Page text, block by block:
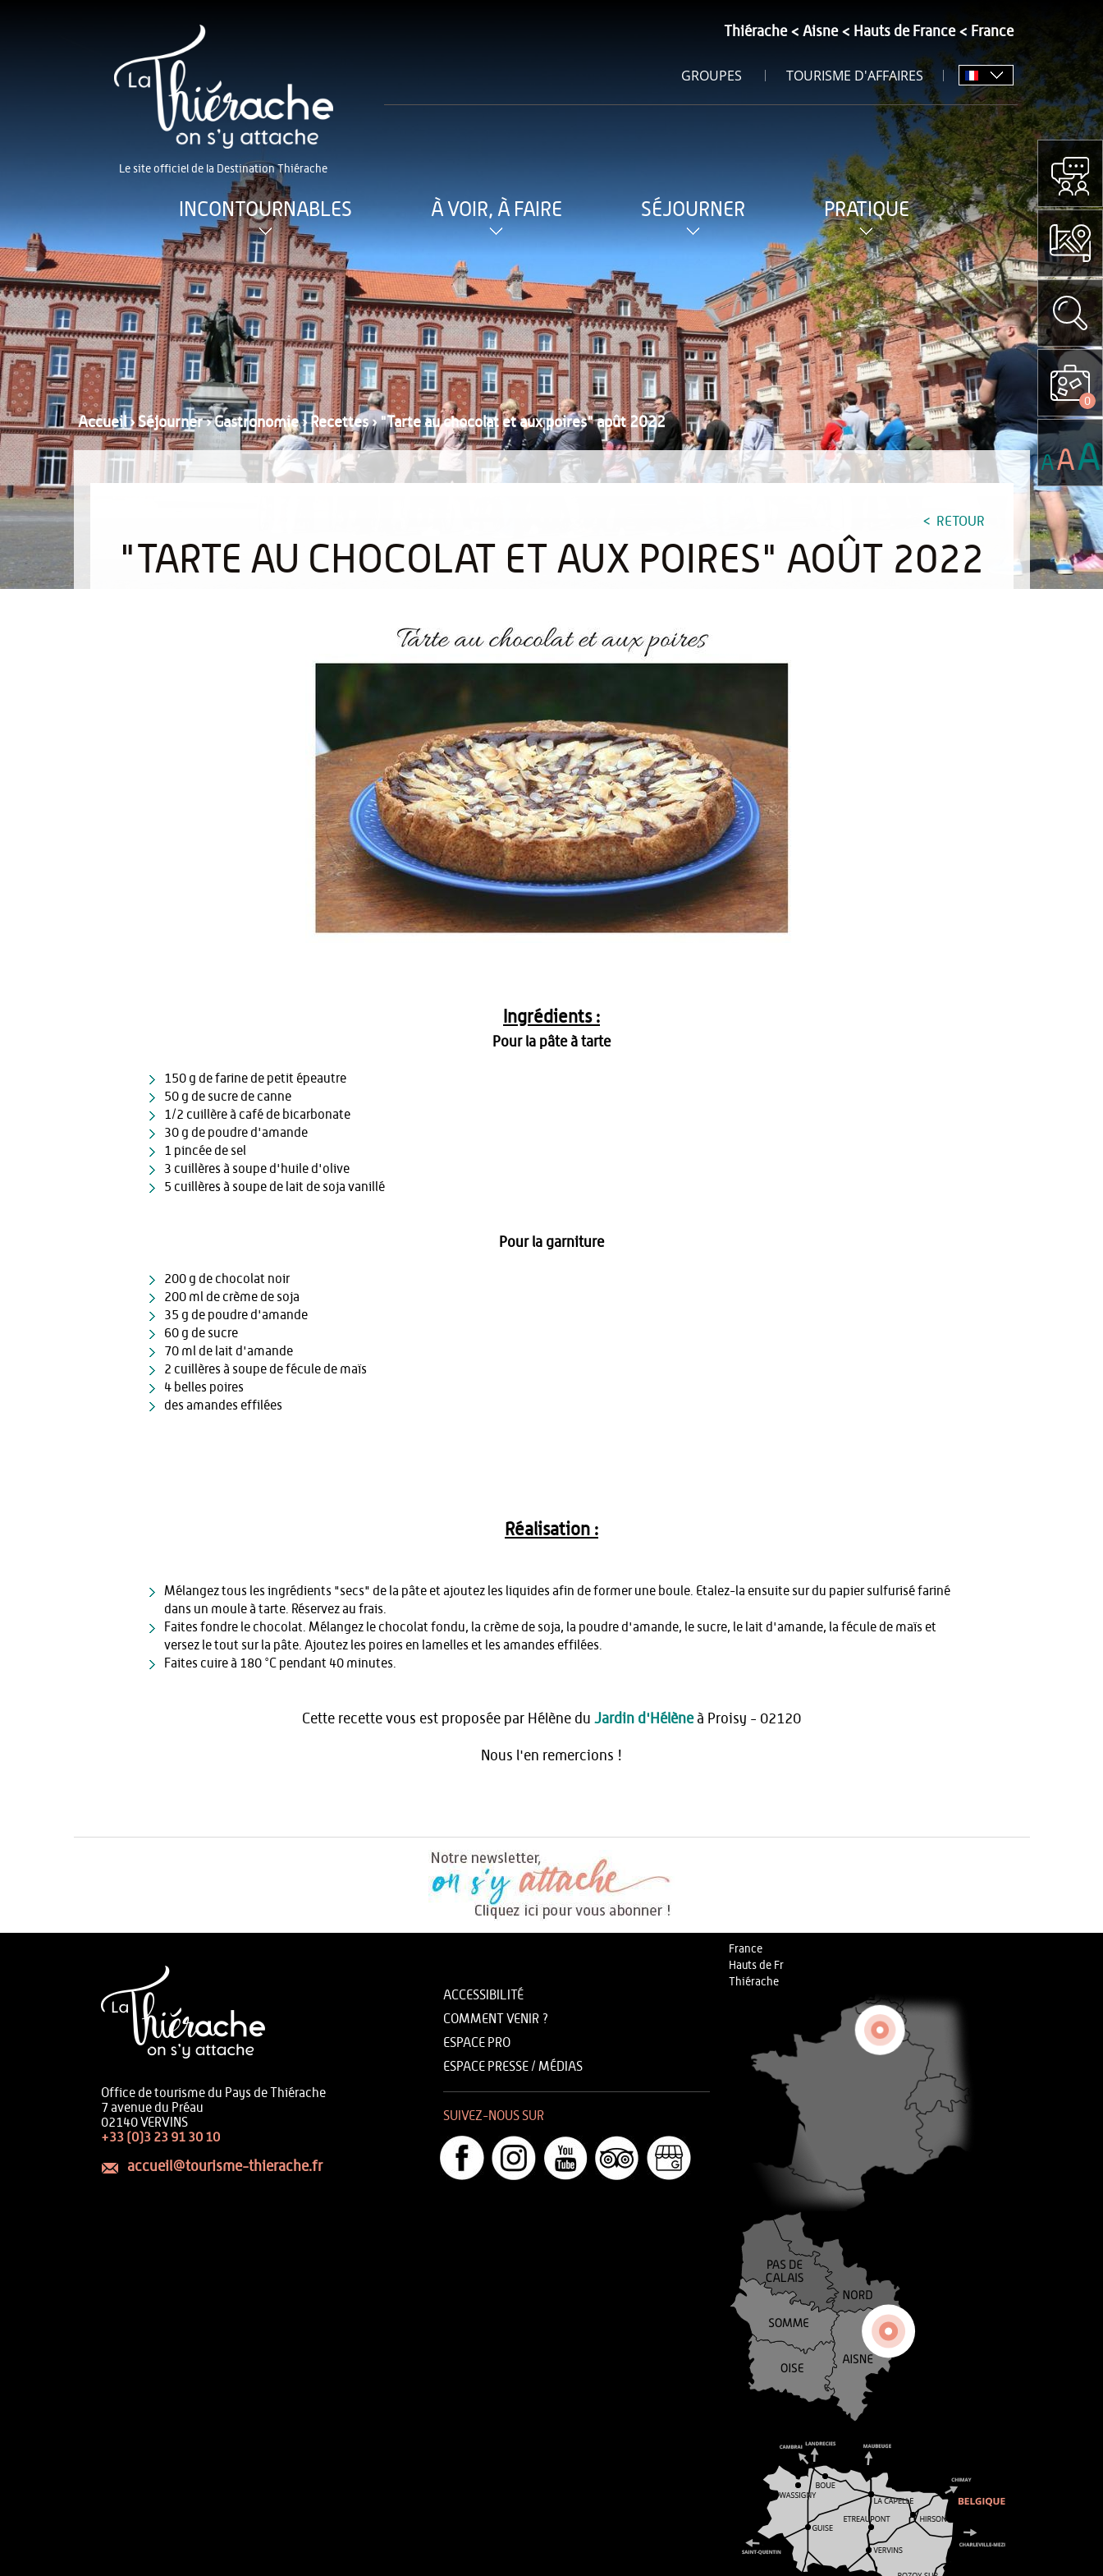
Le site officiel de la Destination Thiérache
Thiérache Aisne Hauts de France France
GROUPES TOURISME D'AFFAIRES
INCONTOURNABLES À VOIR, À FAIRE SÉJOURNER PRATIQUE
Accueil›Séjourner›Gastronomie›Recettes›"Tarte au chocolat et aux poires" août 2022
RETOUR
"TARTE AU CHOCOLAT ET AUX POIRES" AOÛT 2022
Ingrédients :
Pour la pâte à tarte
150 g de farine de petit épeautre
50 g de sucre de canne
1/2 cuillère à café de bicarbonate
30 g de poudre d'amande
1 pincée de sel
3 cuillères à soupe d'huile d'olive
5 cuillères à soupe de lait de soja vanillé
Pour la garniture
200 g de chocolat noir
200 ml de crème de soja
35 g de poudre d'amande
60 g de sucre
70 ml de lait d'amande
2 cuillères à soupe de fécule de maïs
4 belles poires
des amandes effilées
Réalisation :
Mélangez tous les ingrédients "secs" de la pâte et ajoutez les liquides afin de former une boule. Etalez-la ensuite sur du papier sulfurisé fariné
dans un moule à tarte. Réservez au frais.
Faites fondre le chocolat. Mélangez le chocolat fondu, la crème de soja, la poudre d'amande, le sucre, le lait d'amande, la fécule de maïs et
versez le tout sur la pâte. Ajoutez les poires en lamelles et les amandes effilées.
Faites cuire à 180 °C pendant 40 minutes.
Cette recette vous est proposée par Hélène du Jardin d'Hélèneà Proisy - 02120
Nous l'en remercions !
Office de tourisme du Pays de Thiérache
7 avenue du Préau
02140 VERVINS
+33 (0)3 23 91 30 10
accueil@tourisme-thierache.fr
ACCESSIBILITÉ
COMMENT VENIR ?
ESPACE PRO
ESPACE PRESSE / MÉDIAS
SUIVEZ-NOUS SUR
France
Hauts de Fr
Thiérache
0
AAA